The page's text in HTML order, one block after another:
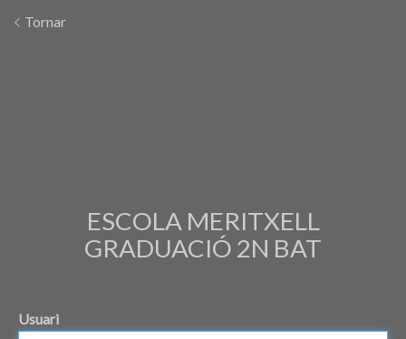
Tornar
ESCOLA MERITXELL
GRADUACIÓ 2N BAT
Usuari